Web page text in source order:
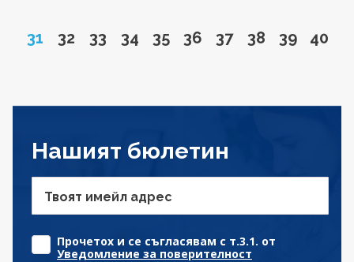
Page
31 Go to page
32 Go to page
33 Go to page
34 Go to page
35 Go to page
36 Go to page
37 Go to page
38 Go to
39 Go
40
Нашият бюлетин
Твоят имейл адрес
Прочетох и се съгласявам с т.3.1. от
Уведомление за поверителност